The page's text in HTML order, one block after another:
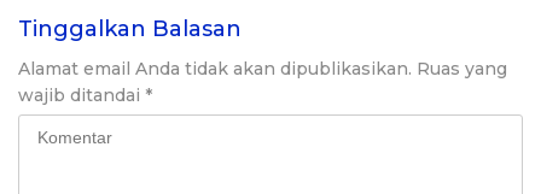
Tinggalkan Balasan
Alamat email Anda tidak akan dipublikasikan. Ruas yang
wajib ditandai *